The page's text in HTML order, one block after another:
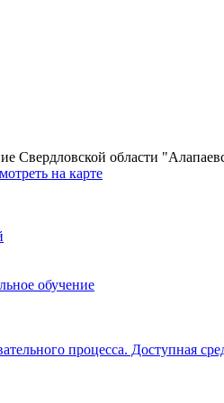
Свердловской области
на карте
обучение
процесса. Доступная